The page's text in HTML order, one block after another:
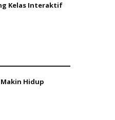
Kelas Interaktif
Hidup